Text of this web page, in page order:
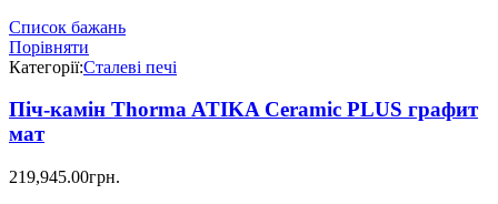
Список бажань
Порівняти
Категорії:Сталеві печі
Піч-камін Thorma ATIKA Ceramic PLUS графит
мат
219,945.00грн.